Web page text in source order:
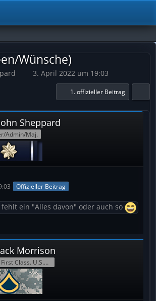
Wünsche)
3. April 2022 um 19:03
1. offizieller Beitrag
Sheppard
Admin/Maj.
Offizieller Beitrag
ein "Alles davon" oder auch so
Morrison
Private First Class. U.S.Army